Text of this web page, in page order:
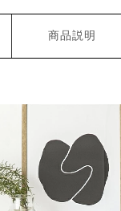
商品説明